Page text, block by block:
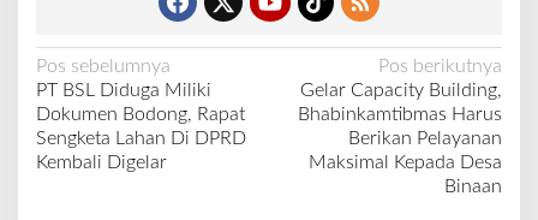
N
a
v
i
Pos sebelumnya
PT BSL Diduga Miliki
Dokumen Bodong, Rapat
Sengketa Lahan Di DPRD
Kembali Digelar
Pos berikutnya
Gelar Capacity Building,
Bhabinkamtibmas Harus
Berikan Pelayanan
Maksimal Kepada Desa
Binaan